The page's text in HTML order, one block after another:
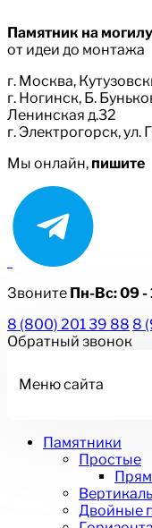
Памятник на
от идеи до монтажа
г. Москва,
г. Ногинск, Б.
Ленинская д.32
г. Электрогорск, ул.
Мы онлайн, пишите
Звоните Пн-Вс:09 -
8 (800) 201 39 88 8
Обратный звонок
Меню сайта
Памятники
Простые
Двойные